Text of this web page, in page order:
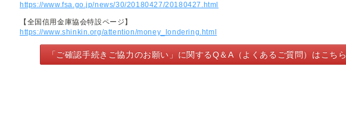
https://www.fsa.go.jp/news/30/20180427/20180427.html
【全国信用金庫協会特設ページ】
https://www.shinkin.org/attention/money_londering.html
「ご確認手続きご協力のお願い」に関するQ＆A（よくあるご質問）はこちら